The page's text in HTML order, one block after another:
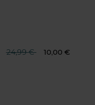
Precio reducido desde
24,99 €hasta
10,00 €